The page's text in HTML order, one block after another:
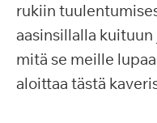
rukiin
aasinsillalla kuituun
mitä se meille
aloittaa tästä